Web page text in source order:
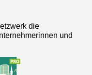
die
und